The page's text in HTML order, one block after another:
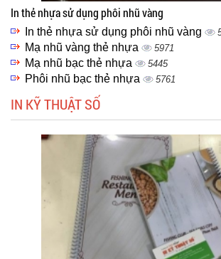
In thẻ nhựa sử dụng phôi nhũ vàng
In thẻ nhựa sử dụng phôi nhũ vàng
Mạ nhũ vàng thẻ nhựa 5971
Mạ nhũ bạc thẻ nhựa 5445
Phôi nhũ bạc thẻ nhựa 5761
IN KỸ THUẬT SỐ